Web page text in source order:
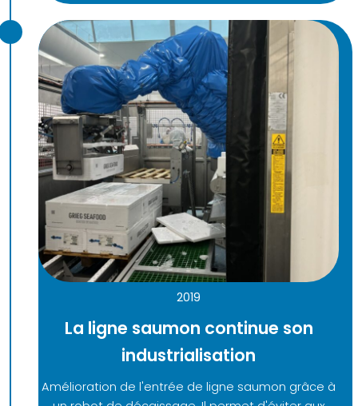
2019
La ligne saumon continue son
industrialisation
Amélioration de l'entrée de ligne saumon grâce à